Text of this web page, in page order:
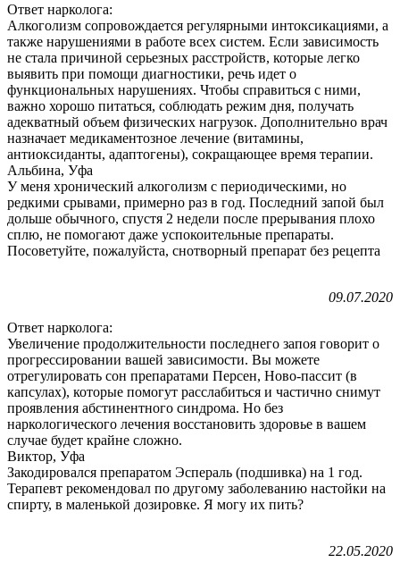
Ответ нарколога:
Алкоголизм сопровождается регулярными интоксикациями, а
также нарушениями в работе всех систем. Если зависимость
не стала причиной серьезных расстройств, которые легко
выявить при помощи диагностики, речь идет о
функциональных нарушениях. Чтобы справиться с ними,
важно хорошо питаться, соблюдать режим дня, получать
адекватный объем физических нагрузок. Дополнительно врач
назначает медикаментозное лечение (витамины,
антиоксиданты, адаптогены), сокращающее время терапии.
Альбина, Уфа
У меня хронический алкоголизм с периодическими, но
редкими срывами, примерно раз в год. Последний запой был
дольше обычного, спустя 2 недели после прерывания плохо
сплю, не помогают даже успокоительные препараты.
Посоветуйте, пожалуйста, снотворный препарат без рецепта
09.07.2020
Ответ нарколога:
Увеличение продолжительности последнего запоя говорит о
прогрессировании вашей зависимости. Вы можете
отрегулировать сон препаратами Персен, Ново-пассит (в
капсулах), которые помогут расслабиться и частично снимут
проявления абстинентного синдрома. Но без
наркологического лечения восстановить здоровье в вашем
случае будет крайне сложно.
Виктор, Уфа
Закодировался препаратом Эспераль (подшивка) на 1 год.
Терапевт рекомендовал по другому заболеванию настойки на
спирту, в маленькой дозировке. Я могу их пить?
22.05.2020